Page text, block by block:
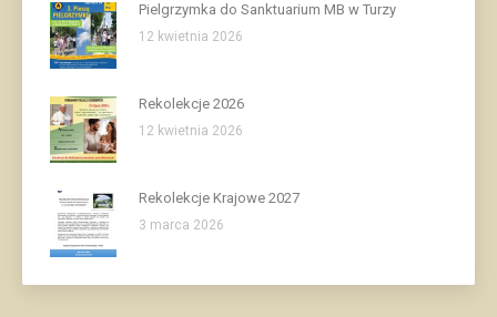
Pielgrzymka do Sanktuarium MB w Turzy
12 kwietnia 2026
Rekolekcje 2026
12 kwietnia 2026
Rekolekcje Krajowe 2027
3 marca 2026